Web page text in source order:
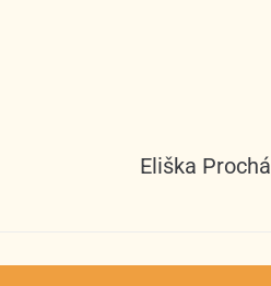
Eliška